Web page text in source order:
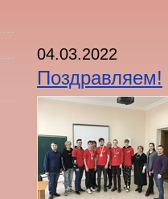
04.03.2022
Поздравляем!